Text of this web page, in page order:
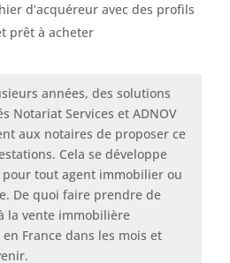
d’acquéreur avec des profils
prêt à acheter
années, des solutions
Notariat Services et ADNOV
aux notaires de proposer ce
Cela se développe
pour tout agent immobilier ou
De quoi faire prendre de
la vente immobilière
France dans les mois et